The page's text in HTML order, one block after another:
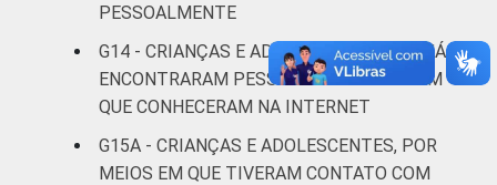
respondeu
CLASSE
SOCIAL
AB 7
C 8
PESSOALMENTE
G14 - CRIANÇAS E ADOLESCENTES QUE JÁ
ENCONTRARAM PESSOALMENTE ALGUÉM
QUE CONHECERAM NA INTERNET
G15A - CRIANÇAS E ADOLESCENTES, POR
MEIOS EM QUE TIVERAM CONTATO COM